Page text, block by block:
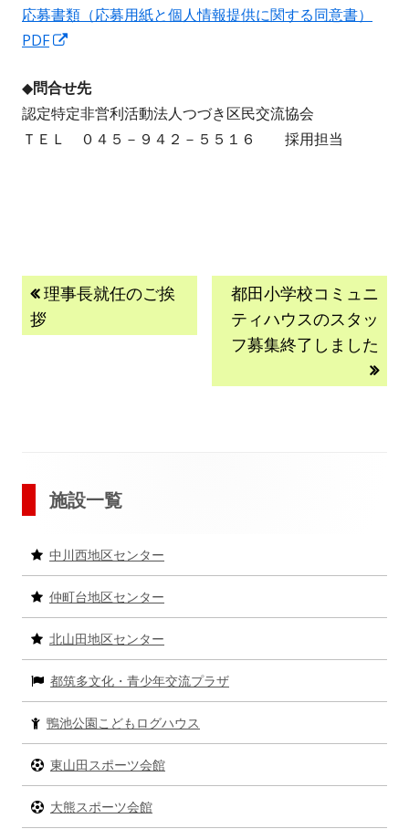
応募書類（応募用紙と個人情報提供に関する同意書）
PDF
い
ウ
き
◆問合せ先
認定特定非営利活動法人つづき区民交流協会
ＴＥＬ ０４５－９４２－５５１６ 採用担当
投
稿
ー
ョ
ン
前
の
理事長就任のご挨
拶
次
の
記
都田小学校コミュニ
ティハウスのスタッ
フ募集終了しました
メ
ン
サ
イ
ド
バ
ー
施設一覧
中川西地区センター
仲町台地区センター
北山田地区センター
都筑多文化・青少年交流プラザ
鴨池公園こどもログハウス
東山田スポーツ会館
大熊スポーツ会館